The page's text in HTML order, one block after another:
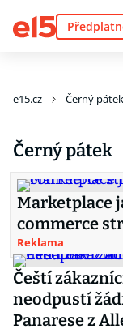
e15.cz Černý pátek
Černý pátek
Marketplace
commerce
Reklama
Čeští
neodpustí
Panarese z